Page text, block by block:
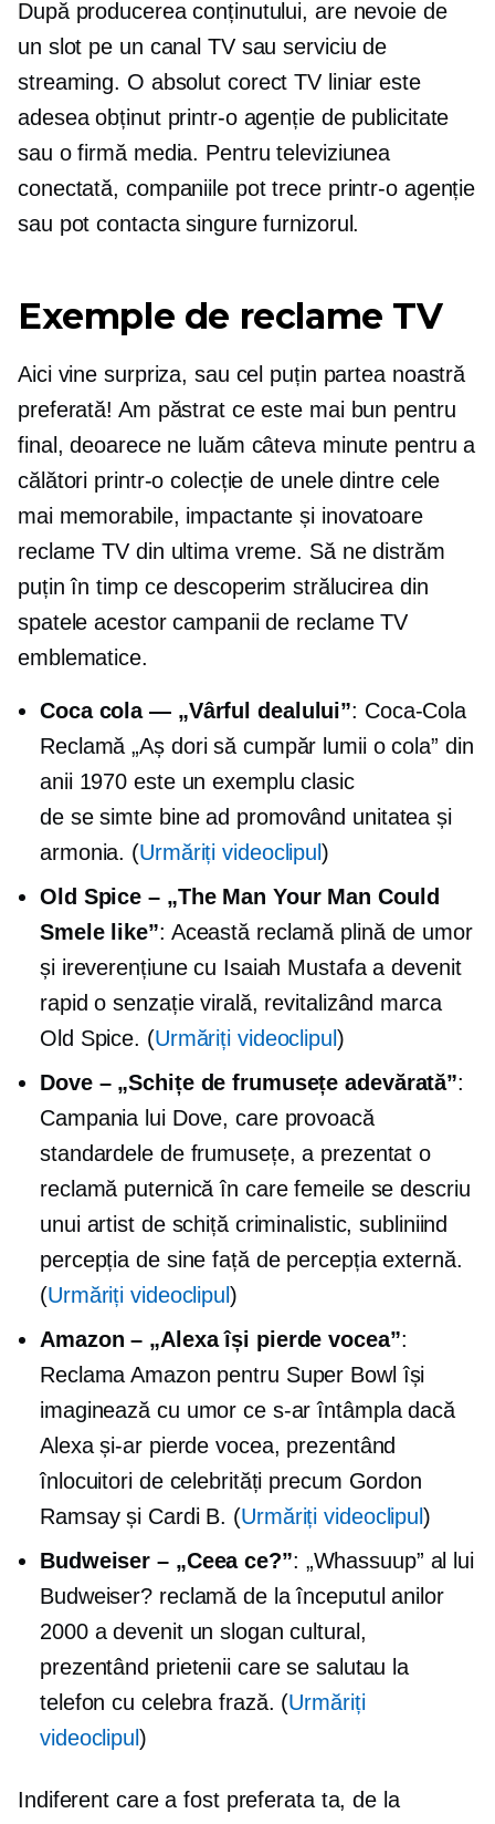
După producerea conținutului, are nevoie de
un slot pe un canal TV sau serviciu de
streaming. O absolut corect TV liniar este
adesea obținut printr-o agenție de publicitate
sau o firmă media. Pentru televiziunea
conectată, companiile pot trece printr-o agenție
sau pot contacta singure furnizorul.
Exemple de reclame TV
Aici vine surpriza, sau cel puțin partea noastră
preferată! Am păstrat ce este mai bun pentru
final, deoarece ne luăm câteva minute pentru a
călători printr-o colecție de unele dintre cele
mai memorabile, impactante și inovatoare
reclame TV din ultima vreme. Să ne distrăm
puțin în timp ce descoperim strălucirea din
spatele acestor campanii de reclame TV
emblematice.
Coca cola— „Vârful dealului”: Coca-Cola
Reclamă „Aș dori să cumpăr lumii o cola” din
anii 1970 este un exemplu clasic
de se simte binead promovând unitatea și
armonia. (Urmăriți videoclipul)
Old Spice – „The Man Your Man Could
Smele like”: Această reclamă plină de umor
și ireverențiune cu Isaiah Mustafa a devenit
rapid o senzație virală, revitalizând marca
Old Spice. (Urmăriți videoclipul )
Dove – „Schițe de frumusețe adevărată”:
Campania lui Dove, care provoacă
standardele de frumusețe, a prezentat o
reclamă puternică în care femeile se descriu
unui artist de schiță criminalistic, subliniind
percepția de sine față de percepția externă.
(Urmăriți videoclipul )
Amazon – „Alexa își pierde vocea”:
Reclama Amazon pentru Super Bowl își
imaginează cu umor ce s-ar întâmpla dacă
Alexa și-ar pierde vocea, prezentând
înlocuitori de celebrități precum Gordon
Ramsay și Cardi B. (Urmăriți videoclipul )
Budweiser – „Ceea ce?”: „Whassuup” al lui
Budweiser? reclamă de la începutul anilor
2000 a devenit un slogan cultural,
prezentând prietenii care se salutau la
telefon cu celebra frază. (Urmăriți
videoclipul )
Indiferent care a fost preferata ta, de la